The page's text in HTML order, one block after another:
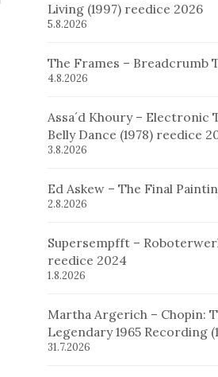
Living (1997) reedice 2026
5.8.2026
The Frames – Breadcrumb
4.8.2026
Assa´d Khoury – Electronic
Belly Dance (1978) reedice
3.8.2026
Ed Askew – The Final
2.8.2026
Supersempfft –
reedice 2024
1.8.2026
Martha Argerich – Chopin:
Legendary 1965 Recording
31.7.2026